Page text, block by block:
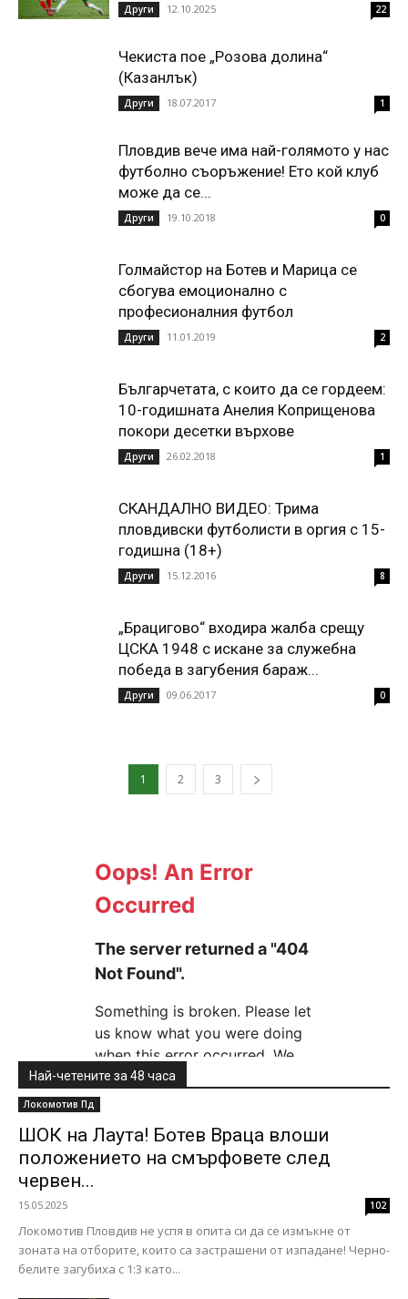
Други 12.10.2025 22
Чекиста пое „Розова долина“
(Казанлък)
Други 18.07.2017 1
Пловдив вече има най-голямото у нас
футболно съоръжение! Ето кой клуб
може да се...
Други 19.10.2018 0
Голмайстор на Ботев и Марица се
сбогува емоционално с
професионалния футбол
Други 11.01.2019 2
Българчетата, с които да се гордеем:
10-годишната Анелия Коприщенова
покори десетки върхове
Други 26.02.2018 1
СКАНДАЛНО ВИДЕО: Трима
пловдивски футболисти в оргия с 15-
годишна (18+)
Други 15.12.2016 8
„Брацигово“ входира жалба срещу
ЦСКА 1948 с искане за служебна
победа в загубения бараж...
Други 09.06.2017 0
1 2 3
Най-четените за 48 часа
Локомотив Пд
ШОК на Лаута! Ботев Враца влоши
положението на смърфовете след
червен...
15.05.2025 102
Локомотив Пловдив не успя в опита си да се измъкне от
зоната на отборите, които са застрашени от изпадане! Черно-
белите загубиха с 1:3 като...